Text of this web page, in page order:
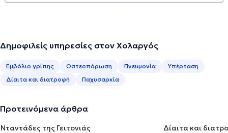
Δημοφιλείς υπηρεσίες στον Χολαργός
Εμβόλιο γρίπης Οστεοπόρωση Πνευμονία
Υπέρταση
Δίαιτα και διατροφή
Παχυσαρκία
Προτεινόμενα άρθρα
Νταντάδες της Γειτονιάς
Δίαιτα και